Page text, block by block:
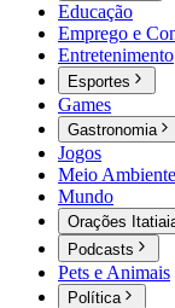
Educação
Emprego e
Entretenimento
Esportes
Games
Gastronomia
Jogos
Meio Ambiente
Mundo
Orações
Podcasts
Pets e Animais
Política